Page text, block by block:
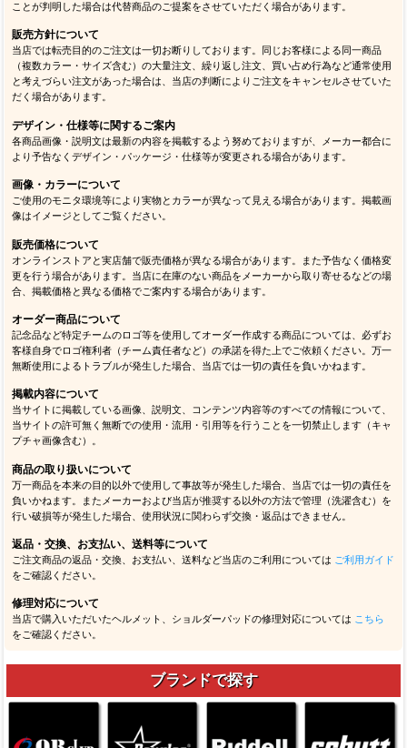
ことが判明した場合は代替商品のご提案をさせていただく場合があります。
販売方針について
当店では転売目的のご注文は一切お断りしております。同じお客様による同一商品
（複数カラー・サイズ含む）の大量注文、繰り返し注文、買い占め行為など通常使用
と考えづらい注文があった場合は、当店の判断によりご注文をキャンセルさせていた
だく場合があります。
デザイン・仕様等に関するご案内
各商品画像・説明文は最新の内容を掲載するよう努めておりますが、メーカー都合に
より予告なくデザイン・パッケージ・仕様等が変更される場合があります。
画像・カラーについて
ご使用のモニタ環境等により実物とカラーが異なって見える場合があります。掲載画
像はイメージとしてご覧ください。
販売価格について
オンラインストアと実店舗で販売価格が異なる場合があります。また予告なく価格変
更を行う場合があります。当店に在庫のない商品をメーカーから取り寄せるなどの場
合、掲載価格と異なる価格でご案内する場合があります。
オーダー商品について
記念品など特定チームのロゴ等を使用してオーダー作成する商品については、必ずお
客様自身でロゴ権利者（チーム責任者など）の承諾を得た上でご依頼ください。万一
無断使用によるトラブルが発生した場合、当店では一切の責任を負いかねます。
掲載内容について
当サイトに掲載している画像、説明文、コンテンツ内容等のすべての情報について、
当サイトの許可無く無断での使用・流用・引用等を行うことを一切禁止します（キャ
プチャ画像含む）。
商品の取り扱いについて
万一商品を本来の目的以外で使用して事故等が発生した場合、当店では一切の責任を
負いかねます。またメーカーおよび当店が推奨する以外の方法で管理（洗濯含む）を
行い破損等が発生した場合、使用状況に関わらず交換・返品はできません。
返品・交換、お支払い、送料等について
ご注文商品の返品・交換、お支払い、送料など当店のご利用については ご利用ガイド
をご確認ください。
修理対応について
当店で購入いただいたヘルメット、ショルダーパッドの修理対応については こちら
をご確認ください。
ブランドで探す